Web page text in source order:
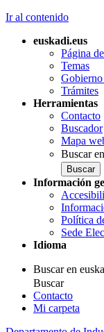
Ir al contenido
euskadi.eus
Página
Temas
Gobierno
Trámites
Herramientas
Contacto
Buscador
Mapa
Buscar
Información
Política
Sede
Idioma
Buscar en
Buscar
Contacto
Mi carpeta